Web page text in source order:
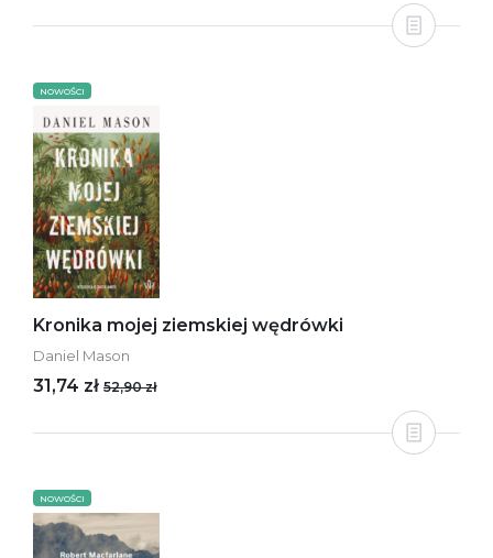
NOWOŚCI
Kronika mojej ziemskiej wędrówki
Daniel Mason
31,74 zł 52,90 zł
NOWOŚCI